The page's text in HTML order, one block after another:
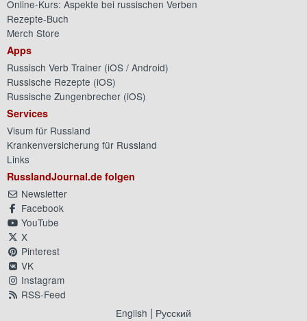
Online-Kurs: Aspekte bei russischen Verben
Rezepte-Buch
Merch Store
Apps
Russisch Verb Trainer (iOS / Android)
Russische Rezepte (iOS)
Russische Zungenbrecher (iOS)
Services
Visum für Russland
Krankenversicherung für Russland
Links
RusslandJournal.de folgen
Newsletter
Facebook
YouTube
X
Pinterest
VK
Instagram
RSS-Feed
English | Русский